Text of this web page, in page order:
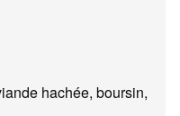
hachée, boursin,